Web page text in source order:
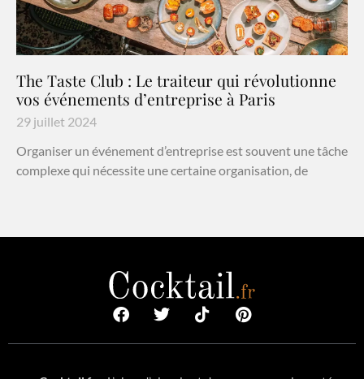
The Taste Club : Le traiteur qui révolutionne
vos événements d’entreprise à Paris
29 juillet 2024
Organiser un événement d’entreprise est souvent une tâche
complexe qui nécessite une certaine organisation, de